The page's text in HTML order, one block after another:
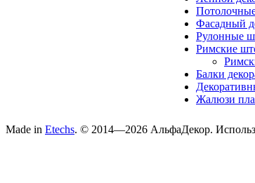
Фасадный
Рулонные
Римские
Балки
Жалюзи
Made in Etechs. © 2014—2026 АльфаДекор.